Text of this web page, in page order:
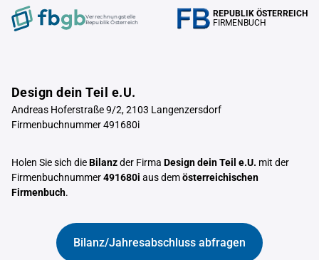
Verrechnungstelle
Republik Österreich
REPUBLIK ÖSTERREICH
FIRMENBUCH
Design dein Teil e.U.
Andreas Hoferstraße 9/2, 2103 Langenzersdorf
Firmenbuchnummer 491680i
Holen Sie sich dieBilanzder Firma Design dein Teil e.U. mit der
Firmenbuchnummer491680i aus demösterreichischen
Firmenbuch.
Bilanz/Jahresabschluss abfragen